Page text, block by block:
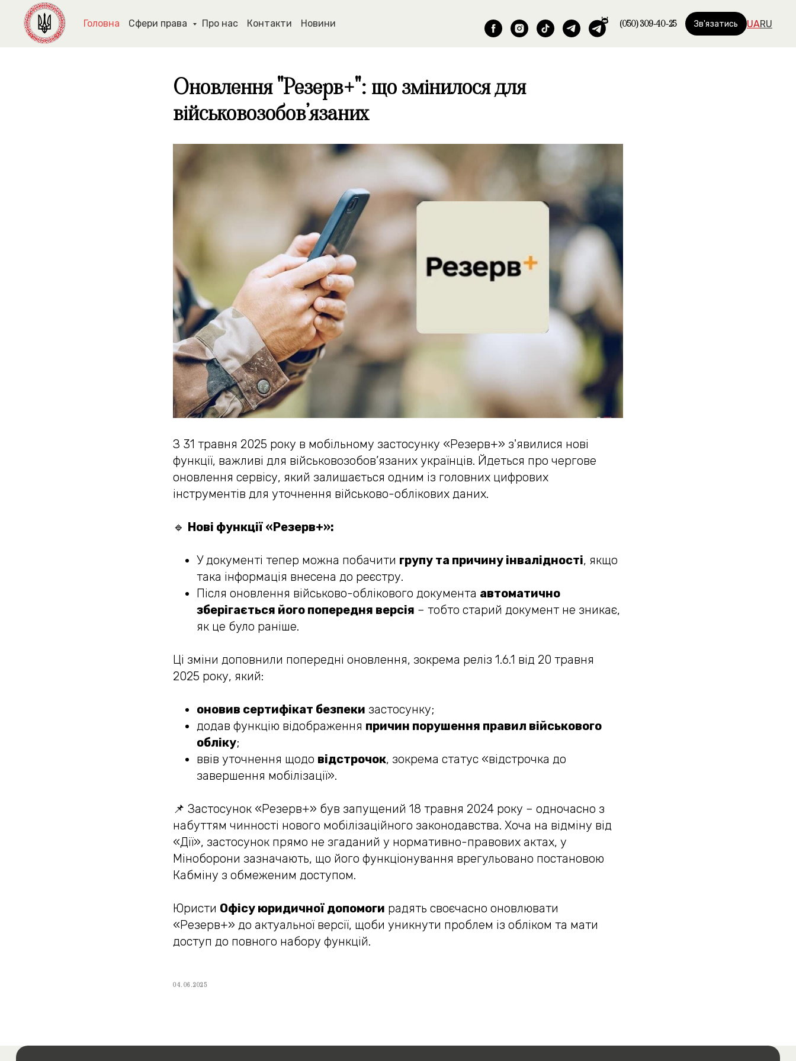
Головна Сфери права Про нас Контакти Новини (050) 309-40-25 Зв'язатись UARU
Оновлення "Резерв+": що змінилося для
військовозобовʼязаних
З 31 травня 2025 року в мобільному застосунку «Резерв+» з'явилися нові
функції, важливі для військовозобов’язаних українців. Йдеться про чергове
оновлення сервісу, який залишається одним із головних цифрових
інструментів для уточнення військово-облікових даних.
🔹 Нові функції «Резерв+»:
У документі тепер можна побачити групу та причину інвалідності, якщо
така інформація внесена до реєстру.
Після оновлення військово-облікового документа автоматично
зберігається його попередня версія – тобто старий документ не зникає,
як це було раніше.
Ці зміни доповнили попередні оновлення, зокрема реліз 1.6.1 від 20 травня
2025 року, який:
оновив сертифікат безпеки застосунку;
додав функцію відображення причин порушення правил військового
обліку;
ввів уточнення щодо відстрочок, зокрема статус «відстрочка до
завершення мобілізації».
📌 Застосунок «Резерв+» був запущений 18 травня 2024 року – одночасно з
набуттям чинності нового мобілізаційного законодавства. Хоча на відміну від
«Дії», застосунок прямо не згаданий у нормативно-правових актах, у
Міноборони зазначають, що його функціонування врегульовано постановою
Кабміну з обмеженим доступом.
Юристи Офісу юридичної допомоги радять своєчасно оновлювати
«Резерв+» до актуальної версії, щоби уникнути проблем із обліком та мати
доступ до повного набору функцій.
04.06.2025